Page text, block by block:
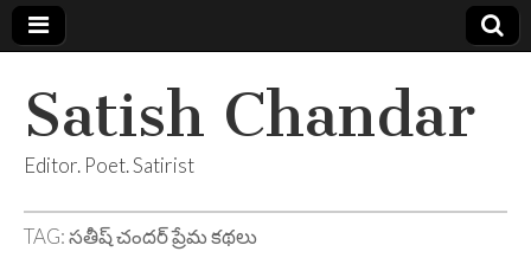
Satish Chandar
Editor. Poet. Satirist
TAG:సతీష్ చందర్ ప్రేమ కథలు